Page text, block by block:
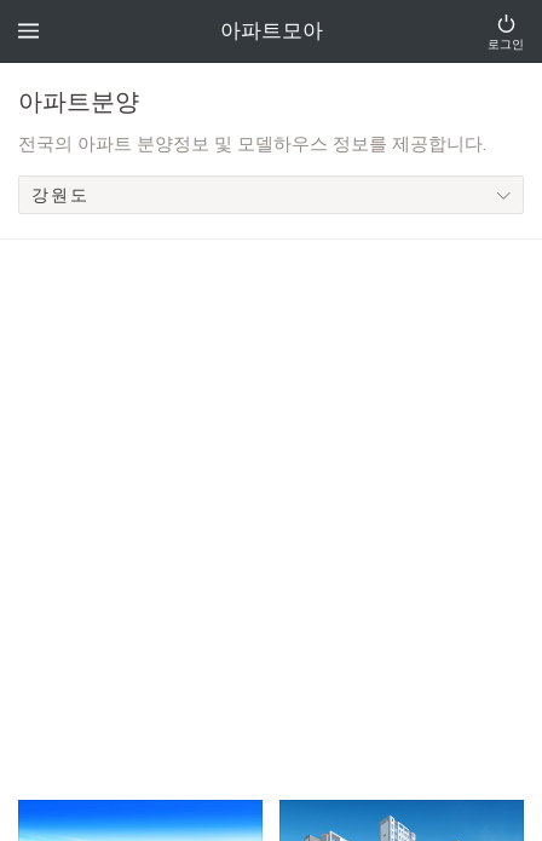
아파트모아 로그인
아파트분양
전국의 아파트 분양정보 및 모델하우스 정보를 제공합니다.